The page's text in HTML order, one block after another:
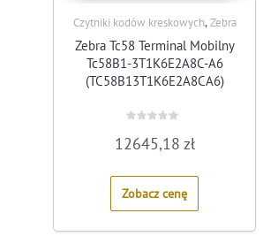
Czytniki kodów kreskowych,Zebra
Zebra Tc58 Terminal Mobilny
Tc58B1-3T1K6E2A8C-A6
(TC58B13T1K6E2A8CA6)
0
out
5
12645,18 zł
Zobacz cenę